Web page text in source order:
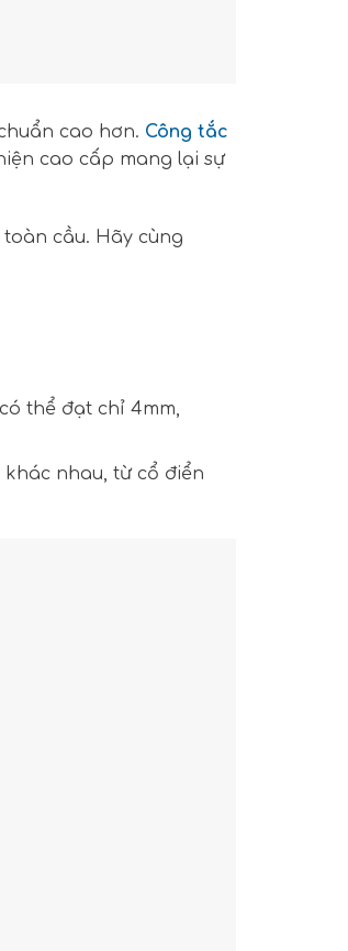
cao hơn. Công tắc
cao cấp mang lại sự
cầu. Hãy cùng
thể đạt chỉ 4mm,
nhau, từ cổ điển